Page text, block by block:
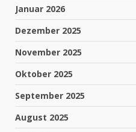
Januar 2026
Dezember 2025
November 2025
Oktober 2025
September 2025
August 2025